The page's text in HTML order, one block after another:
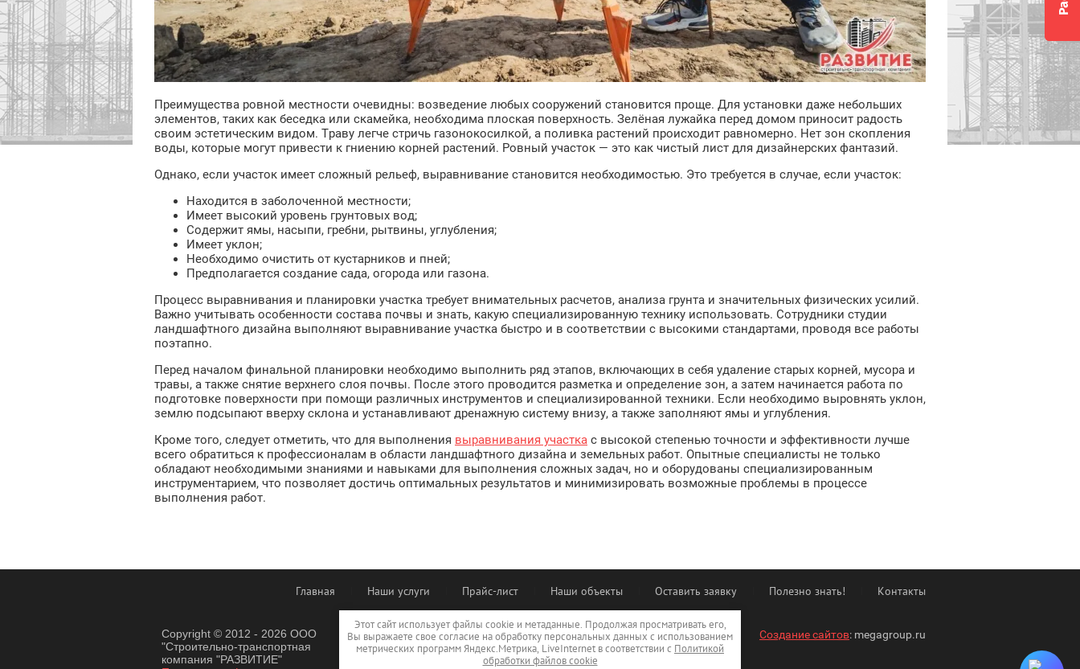
Преимущества ровной местности очевидны: возведение любых сооружений становится проще. Для установки даже небольших
элементов, таких как беседка или скамейка, необходима плоская поверхность. Зелёная лужайка перед домом приносит радость
своим эстетическим видом. Траву легче стричь газонокосилкой, а поливка растений происходит равномерно. Нет зон скопления
воды, которые могут привести к гниению корней растений. Ровный участок — это как чистый лист для дизайнерских фантазий.
Однако, если участок имеет сложный рельеф, выравнивание становится необходимостью. Это требуется в случае, если участок:
Находится в заболоченной местности;
Имеет высокий уровень грунтовых вод;
Содержит ямы, насыпи, гребни, рытвины, углубления;
Имеет уклон;
Необходимо очистить от кустарников и пней;
Предполагается создание сада, огорода или газона.
Процесс выравнивания и планировки участка требует внимательных расчетов, анализа грунта и значительных физических усилий.
Важно учитывать особенности состава почвы и знать, какую специализированную технику использовать. Сотрудники студии
ландшафтного дизайна выполняют выравнивание участка быстро и в соответствии с высокими стандартами, проводя все работы
поэтапно.
Перед началом финальной планировки необходимо выполнить ряд этапов, включающих в себя удаление старых корней, мусора и
травы, а также снятие верхнего слоя почвы. После этого проводится разметка и определение зон, а затем начинается работа по
подготовке поверхности при помощи различных инструментов и специализированной техники. Если необходимо выровнять уклон,
землю подсыпают вверху склона и устанавливают дренажную систему внизу, а также заполняют ямы и углубления.
Кроме того, следует отметить, что для выполнения выравнивания участка с высокой степенью точности и эффективности лучше
всего обратиться к профессионалам в области ландшафтного дизайна и земельных работ. Опытные специалисты не только
обладают необходимыми знаниями и навыками для выполнения сложных задач, но и оборудованы специализированным
инструментарием, что позволяет достичь оптимальных результатов и минимизировать возможные проблемы в процессе
выполнения работ.
Главная Наши услуги Прайс-лист Наши объекты Оставить заявку Полезно знать! Контакты
Copyright © 2012 - 2026 ООО
"Строительно-транспортная
компания "РАЗВИТИЕ"
Создание сайтов: megagroup.ru
Этот сайт использует файлы cookie и метаданные. Продолжая просматривать его,
Вы выражаете свое согласие на обработку персональных данных с использованием
метрических программ Яндекс.Метрика, LiveInternet в соответствии с Политикой
обработки файлов cookie